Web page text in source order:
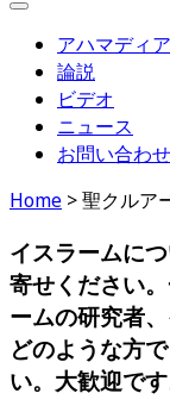
デ
ィ
ア・
ム
ス
ム
協
会
アハマディ
論説
ビデオ
ニュース
お問い合わ
Home >聖クルア
イスラームに
寄せください
ームの研究者
どのような方
い。大歓迎で